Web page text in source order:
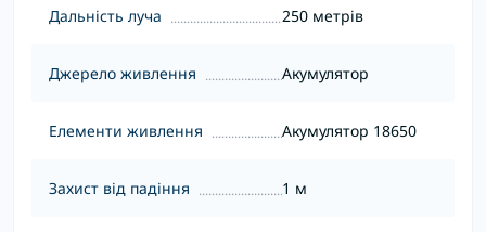
Дальність луча
250 метрів
Джерело живлення Акумулятор
Елементи живлення Акумулятор 18650
Захист від падіння 1 м